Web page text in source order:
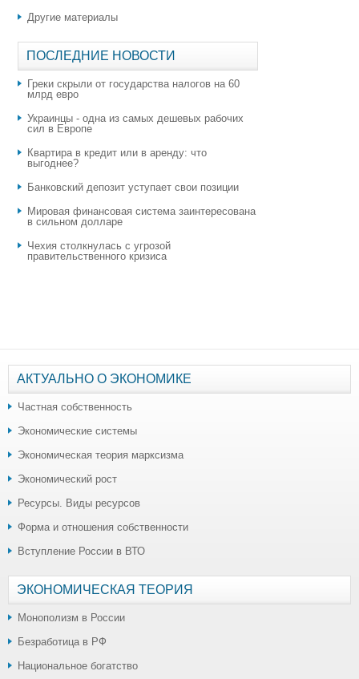
Другие материалы
ПОСЛЕДНИЕ НОВОСТИ
Греки скрыли от государства налогов на 60
млрд евро
Украинцы - одна из самых дешевых рабочих
сил в Европе
Квартира в кредит или в аренду: что
выгоднее?
​Банковский депозит уступает свои позиции
Мировая финансовая система заинтересована
в сильном долларе
Чехия столкнулась с угрозой
правительственного кризиса
АКТУАЛЬНО О ЭКОНОМИКЕ
Частная собственность
Экономические системы
Экономическая теория марксизма
Экономический рост
Ресурсы. Виды ресурсов
Форма и отношения собственности
Вступление России в ВТО
ЭКОНОМИЧЕСКАЯ ТЕОРИЯ
Монополизм в России
Безработица в РФ
Национальное богатство